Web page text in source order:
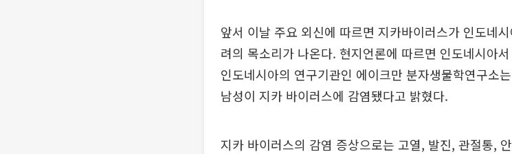
앞서 이날 주요 외신에 따르면 지카바이러스가 인도네
려의 목소리가 나온다. 현지언론에 따르면 인도네시아
인도네시아의 연구기관인 에이크만 분자생물학연구소
남성이 지카 바이러스에 감염됐다고 밝혔다.
지카 바이러스의 감염 증상으로는 고열, 발진, 관절통,